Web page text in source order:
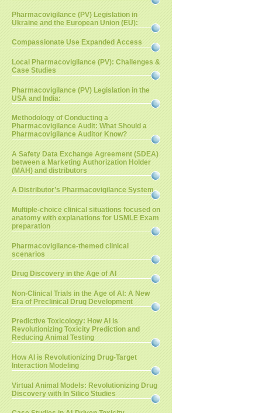
Pharmacovigilance (PV) Legislation in
Ukraine and the European Union (EU):
Compassionate Use Expanded Access
Local Pharmacovigilance (PV): Challenges &
Case Studies
Pharmacovigilance (PV) Legislation in the
USA and India:
Methodology of Conducting a
Pharmacovigilance Audit: What Should a
Pharmacovigilance Auditor Know?
A Safety Data Exchange Agreement (SDEA)
between a Marketing Authorization Holder
(MAH) and distributors
A Distributor’s Pharmacovigilance System
Multiple-choice clinical situations focused on
anatomy with explanations for USMLE Exam
preparation
Pharmacovigilance-themed clinical
scenarios
Drug Discovery in the Age of AI
Non-Clinical Trials in the Age of AI: A New
Era of Preclinical Drug Development
Predictive Toxicology: How AI is
Revolutionizing Toxicity Prediction and
Reducing Animal Testing
How AI is Revolutionizing Drug-Target
Interaction Modeling
Virtual Animal Models: Revolutionizing Drug
Discovery with In Silico Studies